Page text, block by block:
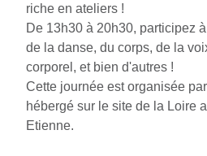
riche en ateliers !
De 13h30 à 20h30, participez
de la danse, du corps, de la
corporel, et bien d'autres !
Cette journée est organisée
hébergé sur le site de la Loire
Etienne.